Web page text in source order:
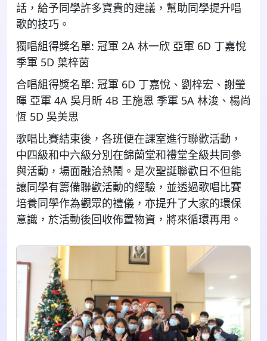
話，給予同學許多寶貴的建議，幫助同學提升唱
歌的技巧。
獨唱組得獎名單: 冠軍 2A 林一欣 亞軍 6D 丁嘉悅
季軍 5D 葉梓茵
合唱組得獎名單: 冠軍 6D 丁嘉悅、劉梓宏、謝瑩
暉 亞軍 4A 吳月昕 4B 王施恩 季軍 5A 林浚、楊尚
恆 5D 吳美思
歌唱比賽結束後，各班便在課室進行聯歡活動，
中四級和中六級分別在錦蘭堂和禮堂全級共同參
與活動，場面融洽熱鬧。是次聖誕聯歡日不但能
讓同學有籌備聯歡活動的經驗，並透過歌唱比賽
培養同學作為觀眾的禮儀，亦提升了大家的環保
意識，於活動後回收佈置物資，將來循環再用。